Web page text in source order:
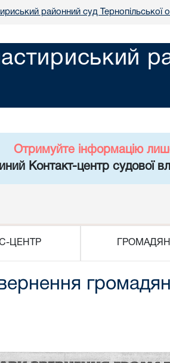
районний суд Тернопільської
Отримуйте інформацію
Контакт-центр судової
ЦЕНТР